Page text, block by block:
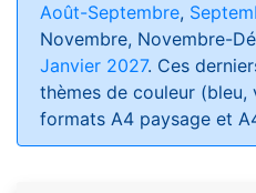
Août-Septembre,
Novembre, Novembre-
Janvier 2027. Ces
thèmes de couleur
formats A4 paysage et